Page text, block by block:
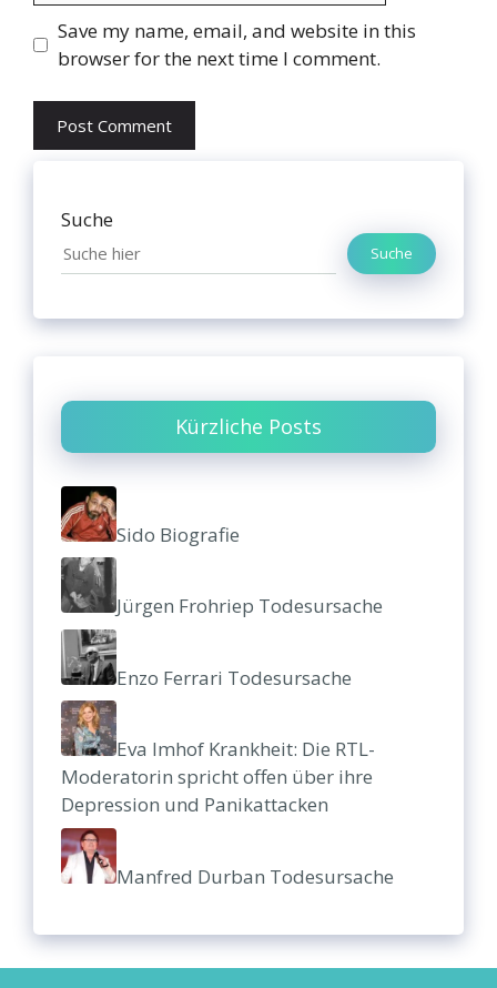
Website
Save my name, email, and website in this
browser for the next time I comment.
Suche
Suche
Kürzliche Posts
Sido Biografie
Jürgen Frohriep Todesursache
Enzo Ferrari Todesursache
Eva Imhof Krankheit: Die RTL-
Moderatorin spricht offen über ihre
Depression und Panikattacken
Manfred Durban Todesursache